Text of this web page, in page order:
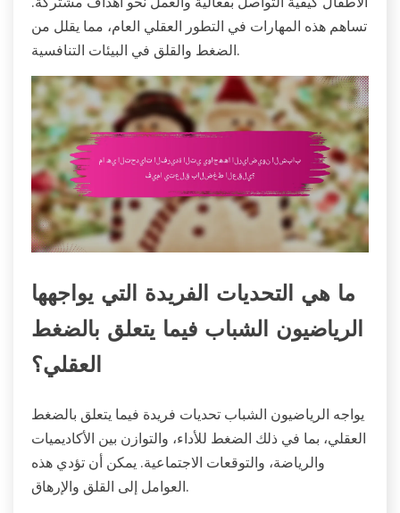
تساهم هذه المهارات في التطور العقلي العام، مما يقلل من
الضغط والقلق في البيئات التنافسية.
ما هي التحديات الفريدة التي يواجهها
الرياضيون الشباب فيما يتعلق بالضغط
العقلي؟
يواجه الرياضيون الشباب تحديات فريدة فيما يتعلق بالضغط
العقلي، بما في ذلك الضغط للأداء، والتوازن بين الأكاديميات
والرياضة، والتوقعات الاجتماعية. يمكن أن تؤدي هذه
العوامل إلى القلق والإرهاق.